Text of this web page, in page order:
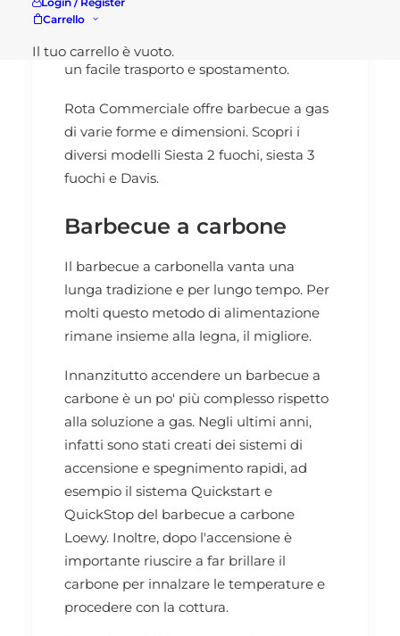
Carrello
Il tuo carrello è vuoto.
solitamente il vano porta bombola,
mentre le ruote poste in basso permetto
un facile trasporto e spostamento.
Rota Commerciale offre barbecue a gas
di varie forme e dimensioni. Scopri i
diversi modelli Siesta 2 fuochi, siesta 3
fuochi e Davis.
Barbecue a carbone
Il barbecue a carbonella vanta una
lunga tradizione e per lungo tempo. Per
molti questo metodo di alimentazione
rimane insieme alla legna, il migliore.
Innanzitutto accendere un barbecue a
carbone è un po' più complesso rispetto
alla soluzione a gas. Negli ultimi anni,
infatti sono stati creati dei sistemi di
accensione e spegnimento rapidi, ad
esempio il sistema Quickstart e
QuickStop del barbecue a carbone
Loewy. Inoltre, dopo l'accensione è
importante riuscire a far brillare il
carbone per innalzare le temperature e
procedere con la cottura.